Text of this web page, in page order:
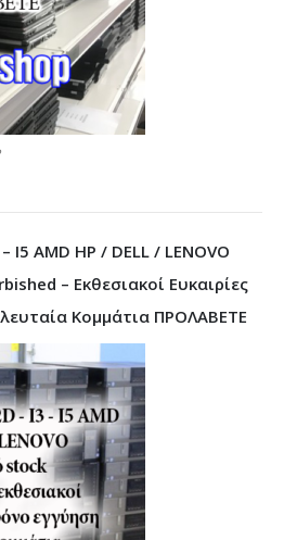
I5 AMD HP / DELL / LENOVO
– Εκθεσιακοί Ευκαιρίες
Κομμάτια ΠΡΟΛΑΒΕΤΕ